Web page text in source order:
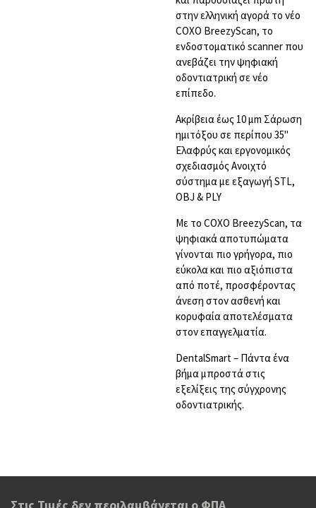
στην ελληνική αγορά το νέο
COXO BreezyScan, το
ενδοστοματικό scanner που
ανεβάζει την ψηφιακή
οδοντιατρική σε νέο
επίπεδο.
Ακρίβεια έως 10 μm Σάρωση
ημιτόξου σε περίπου 35''
Ελαφρύς και εργονομικός
σχεδιασμόςΑνοιχτό
σύστημα με εξαγωγή STL,
OBJ & PLY
Με το COXO BreezyScan, τα
ψηφιακά αποτυπώματα
γίνονται πιο γρήγορα, πιο
εύκολα και πιο αξιόπιστα
από ποτέ, προσφέροντας
άνεση στον ασθενή και
κορυφαία αποτελέσματα
στον επαγγελματία.
DentalSmart – Πάντα ένα
βήμα μπροστά στις
εξελίξεις της σύγχρονης
οδοντιατρικής.
Στις Τιμές δεν περιλαμβάνεται ο ΦΠΑ